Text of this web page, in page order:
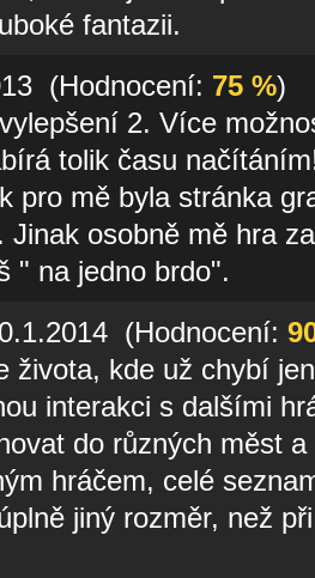
fantazii.
(Hodnocení: 75 %)
2. Více
tolik času
pro mě byla stránka
Jinak osobně mě hra
" na jedno brdo".
(Hodnocení:
života, kde už chybí
interakci s dalšími
do různých měst
hráčem, celé
jiný rozměr, než